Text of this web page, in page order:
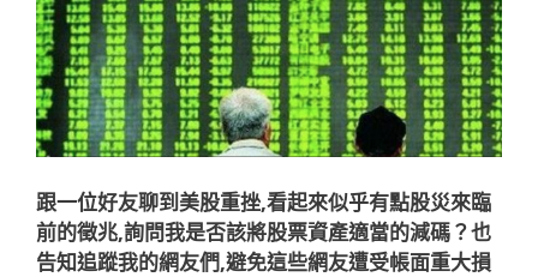
跟一位好友聊到美股重挫,看起來似乎有點股災來臨
前的徵兆,詢問我是否該將股票資產適當的減碼？也
告知追蹤我的網友們,避免這些網友遭受帳面重大損